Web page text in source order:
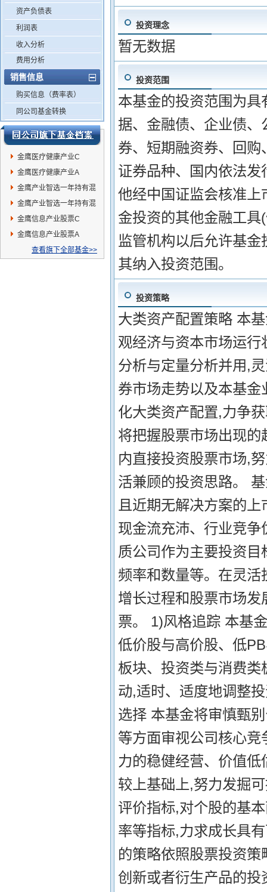
资产负债表
利润表
收入分析
费用分析
销售信息
购买信息（费率表）
同公司基金转换
金鹰医疗健康产业C
金鹰医疗健康产业A
金鹰产业智选一年持有混
合C
金鹰产业智选一年持有混
合A
金鹰信息产业股票C
金鹰信息产业股票A
查看旗下全部基金>>
投资理念
暂无数据
投资范围
本基金的投资范围为
据、金融债、企业债
券、短期融资券、回
证券品种、国内依法
他经中国证监会核准
金投资的其他金融工
监管机构以后允许基
其纳入投资范围。
投资策略
大类资产配置策略 本
观经济与资本市场运
分析与定量分析并用,
券市场走势以及本基
化大类资产配置,力争
将把握股票市场出现
内直接投资股票市场,
活兼顾的投资思路。
且近期无解决方案的
现金流充沛、行业竞
质公司作为主要投资
频率和数量等。在灵
增长过程和股票市场
票。 1)风格追踪 本基
低价股与高价股、低
板块、投资类与消费
动,适时、适度地调整
选择 本基金将审慎甄
等方面审视公司核心
力的稳健经营、价值
较上基础上,努力发掘
评价指标,对个股的基
率等指标,力求成长具
的策略依照股票投资
创新或者衍生产品的